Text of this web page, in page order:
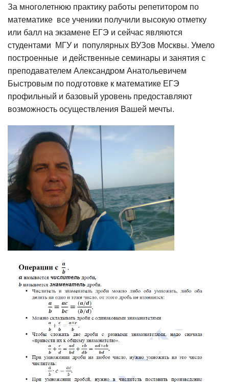
За многолетнюю практику работы репетитором по
математике все ученики получили высокую отметку
или балл на экзамене ЕГЭ и сейчас являются
студентами МГУ и популярных ВУЗов Москвы. Умело
построенные и действенные семинары и занятия с
преподавателем Александром Анатольевичем
Быстровым по подготовке к математике ЕГЭ
профильный и базовый уровень предоставляют
возможность осуществления Вашей мечты.